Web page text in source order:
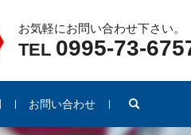
お気軽にお問い合わせ下さい。
TEL 0995-73-
お問い合わせ